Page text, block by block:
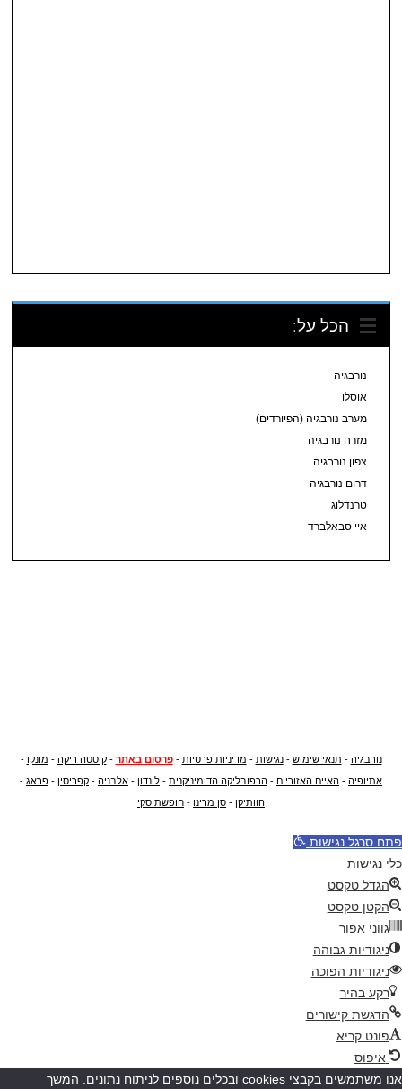
הכל על:
נורבגיה
אוסלו
מערב נורבגיה (הפיורדים)
מזרח נורבגיה
צפון נורבגיה
דרום נורבגיה
טרנדלוג
איי סבאלברד
נורבגיה - תנאי שימוש -נגישות - מדיניות פרטיות -פרסום באתר -קוסטה ריקה - מונקו -
אתיופיה - האיים האזוריים - הרפובליקה הדומיניקנית - לונדון - אלבניה - קפריסין - פראג -
הוותיקן - סן מרינו - חופשת סקי
פתח סרגל נגישות
כלי נגישות
הגדל טקסט
הקטן טקסט
גווני אפור
ניגודיות גבוהה
ניגודיות הפוכה
רקע בהיר
הדגשת קישורים
פונט קריא
איפוס
אנו משתמשים בקבצי cookies ובכלים נוספים לניתוח נתונים. המשך